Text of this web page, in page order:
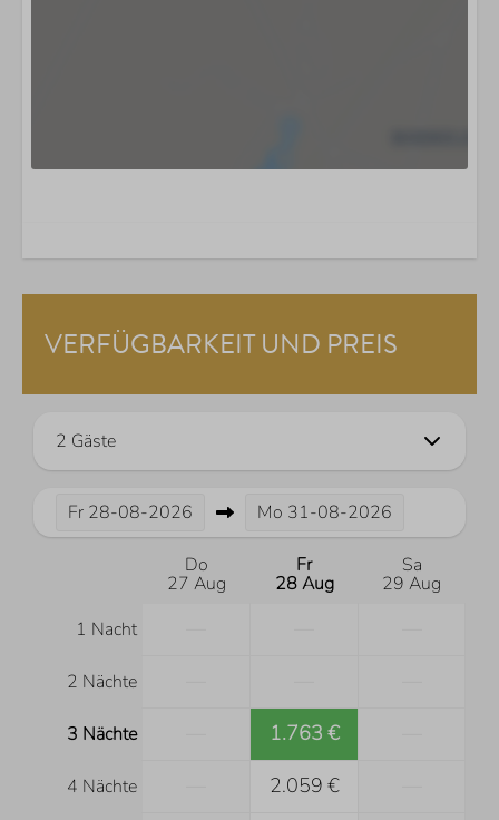
VERFÜGBARKEIT UND PREIS
2 Gäste
Fr 28-08-2026 Mo 31-08-2026
Do
27 Aug
Fr
28 Aug
Sa
29 Aug
1 Nacht
2 Nächte
3 Nächte 1.763 €
4 Nächte 2.059 €